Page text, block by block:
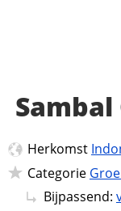
Herkomst
Categorie
Bijpassend: